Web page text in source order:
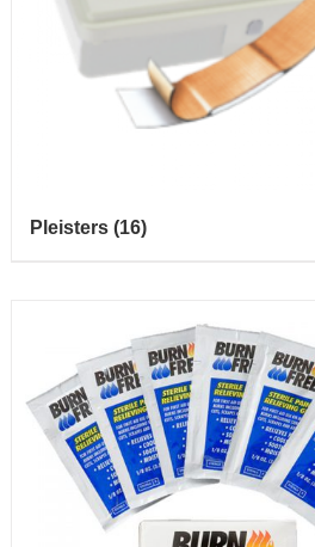
Pleisters(16)